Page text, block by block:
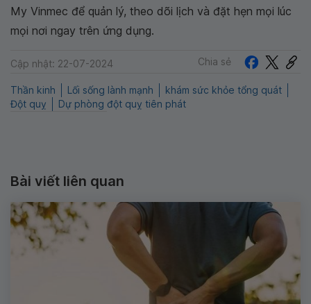
My Vinmec để quản lý, theo dõi lịch và đặt hẹn mọi lúc
mọi nơi ngay trên ứng dụng.
Cập nhật: 22-07-2024 Chia sẻ
Thần kinh Lối sống lành mạnh
khám sức khỏe tổng quát
Đột quỵ
Dự phòng đột quỵ tiên phát
Bài viết liên quan